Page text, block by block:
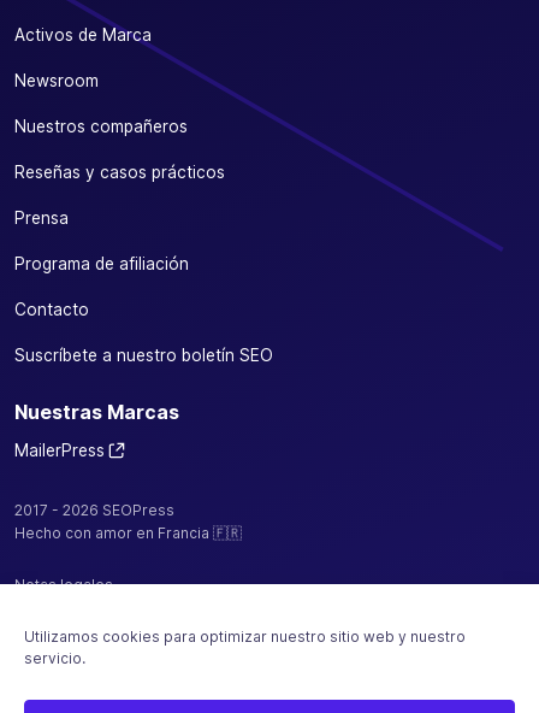
Utilizamos cookies para optimizar nuestro sitio web y nuestro
servicio.
Activos de Marca
Newsroom
Nuestros compañeros
Reseñas y casos prácticos
Prensa
Programa de afiliación
Contacto
Suscríbete a nuestro boletín SEO
Nuestras Marcas
MailerPress
2017 - 2026 SEOPress
Hecho con amor en Francia 🇫🇷
Notas legales
Política de confidencialidad / cookies
CGV